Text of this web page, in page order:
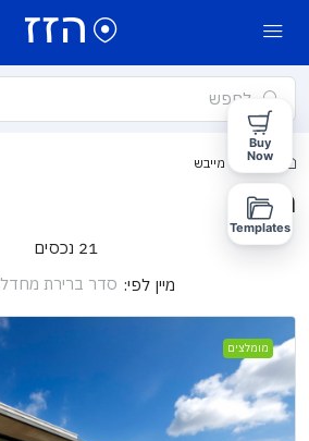
בית מייבש
מייבש
21 נכסים
מיין לפי: סדר ברירת מחדל
מומלצים
Buy
Now
Templates